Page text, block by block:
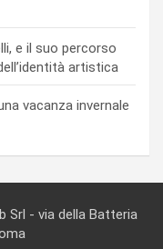
e il suo percorso
artistica
vacanza invernale
Srl - via della Batteria